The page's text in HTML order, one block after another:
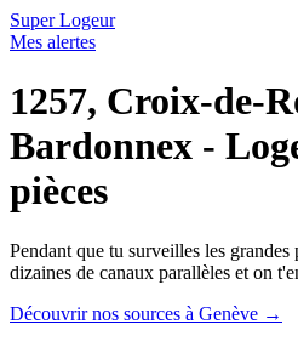
Super Logeur
Mes alertes
1257, Croix-de-
Bardonnex -
pièces
Pendant que tu surveilles les
dizaines de canaux parallèles et on
Découvrir nos sources à Genève →